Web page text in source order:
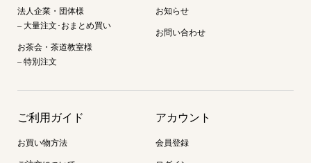
法人企業・団体様
– 大量注文･おまとめ買い
お茶会・茶道教室様
– 特別注文
お知らせ
お問い合わせ
ご利用ガイド
お買い物方法
アカウント
会員登録